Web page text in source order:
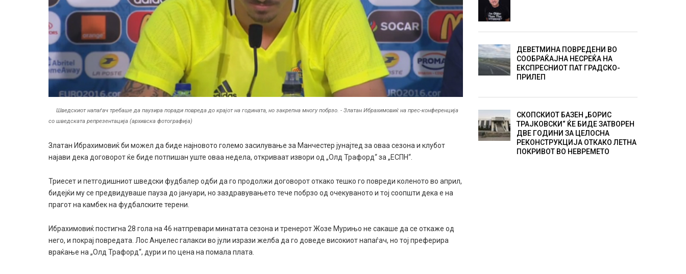
Шведскиот напаѓач требаше да паузира поради повреда до крајот на годината, но закрепна многу побрзо. - Златан Ибрахимовиќ на прес-конференција
со шведската репрезентација (архивска фотографија)
Златан Ибрахимовиќ би можел да биде најновото големо засилување за Манчестер јунајтед за оваа сезона и клубот
најави дека договорот ќе биде потпишан уште оваа недела, откриваат извори од „Олд Трафорд“ за „ЕСПН“.
Триесет и петгодишниот шведски фудбалер одби да го продолжи договорот откако тешко го повреди коленото во април,
бидејќи му се предвидуваше пауза до јануари, но заздравувањето тече побрзо од очекуваното и тој соопшти дека е на
прагот на камбек на фудбалските терени.
Ибрахимовиќ постигна 28 гола на 46 натпревари минатата сезона и тренерот Жозе Мурињо не сакаше да се откаже од
него, и покрај повредата. Лос Анџелес галакси во јули изрази желба да го доведе високиот напаѓач, но тој преферира
враќање на „Олд Трафорд“, дури и по цена на помала плата.
ДЕВЕТМИНА ПОВРЕДЕНИ ВО
СООБРАЌАЈНА НЕСРЕЌА НА
ЕКСПРЕСНИОТ ПАТ ГРАДСКО-
ПРИЛЕП
СКОПСКИОТ БАЗЕН „БОРИС
ТРАЈКОВСКИ“ ЌЕ БИДЕ ЗАТВОРЕН
ДВЕ ГОДИНИ ЗА ЦЕЛОСНА
РЕКОНСТРУКЦИЈА ОТКАКО ЛЕТНА
ПОКРИВОТ ВО НЕВРЕМЕТО